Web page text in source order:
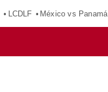
LCDLF México vs Panamá